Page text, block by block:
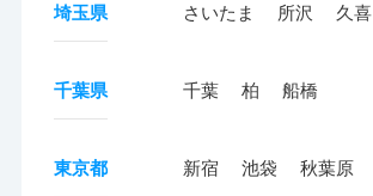
埼玉県 さいたま 所沢 久喜
千葉県 千葉 柏 船橋
東京都 新宿 池袋 秋葉原